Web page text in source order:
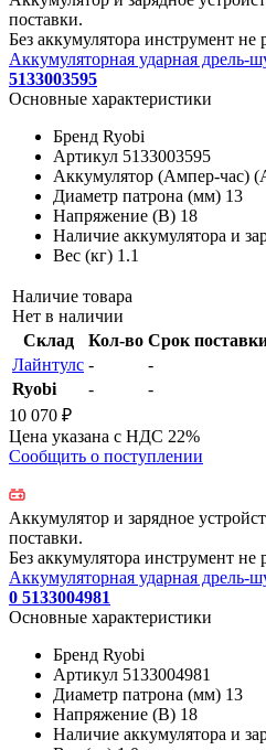
поставки.
Без аккумулятора инструмент не
Аккумуляторная ударная дрель-
5133003595
Основные характеристики
Бренд Ryobi
Артикул 5133003595
Аккумулятор (Ампер-час)
Диаметр патрона (мм) 13
Напряжение (В) 18
Наличие аккумулятора и
Вес (кг) 1.1
Наличие товара
Нет в наличии
Склад
Кол-во Срок
Лайнтулс -
-
Ryobi
-
-
10 070 ₽
Цена указана с НДС 22%
Сообщить о поступлении
Аккумулятор и зарядное
поставки.
Без аккумулятора инструмент не
Аккумуляторная ударная дрель-
0 5133004981
Основные характеристики
Бренд Ryobi
Артикул 5133004981
Диаметр патрона (мм) 13
Напряжение (В) 18
Наличие аккумулятора и